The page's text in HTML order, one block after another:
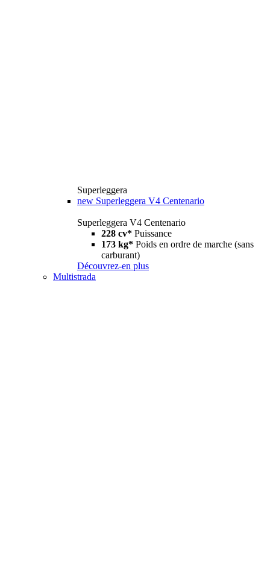
Superleggera
new Superleggera V4 Centenario
Superleggera V4 Centenario
228 cv* Puissance
173 kg* Poids en ordre de marche (sans
carburant)
Découvrez-en plus
Multistrada